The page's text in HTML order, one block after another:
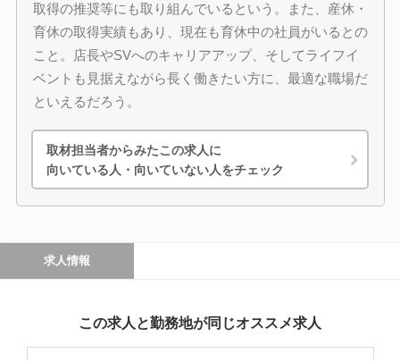
取得の推奨等にも取り組んでいるという。また、産休・
育休の取得実績もあり、現在も育休中の社員がいるとの
こと。店長やSVへのキャリアアップ、そしてライフイ
ベントも見据えながら長く働きたい方に、最適な職場だ
といえるだろう。
取材担当者からみたこの求人に
向いている人・向いていない人をチェック
求人情報
この求人と勤務地が同じオススメ求人